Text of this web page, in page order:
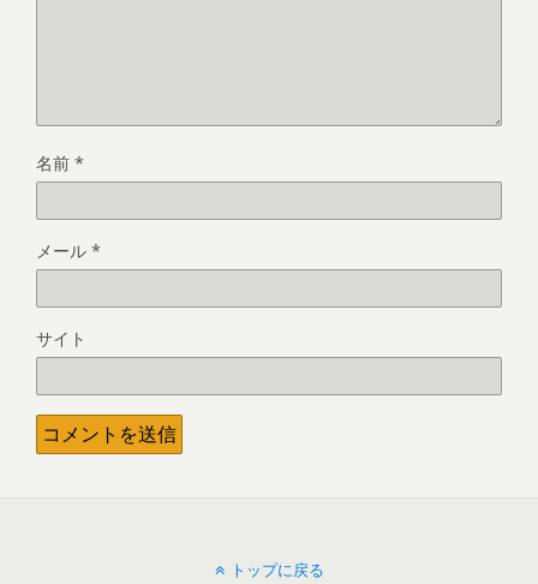
名前 *
メール *
サイト
トップに戻る